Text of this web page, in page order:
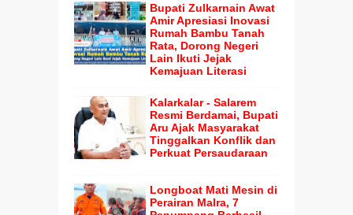
Bupati Zulkarnain Awat
Amir Apresiasi Inovasi
Rumah Bambu Tanah
Rata, Dorong Negeri
Lain Ikuti Jejak
Kemajuan Literasi
Kalarkalar - Salarem
Resmi Berdamai, Bupati
Aru Ajak Masyarakat
Tinggalkan Konflik dan
Perkuat Persaudaraan
Longboat Mati Mesin di
Perairan Malra, 7